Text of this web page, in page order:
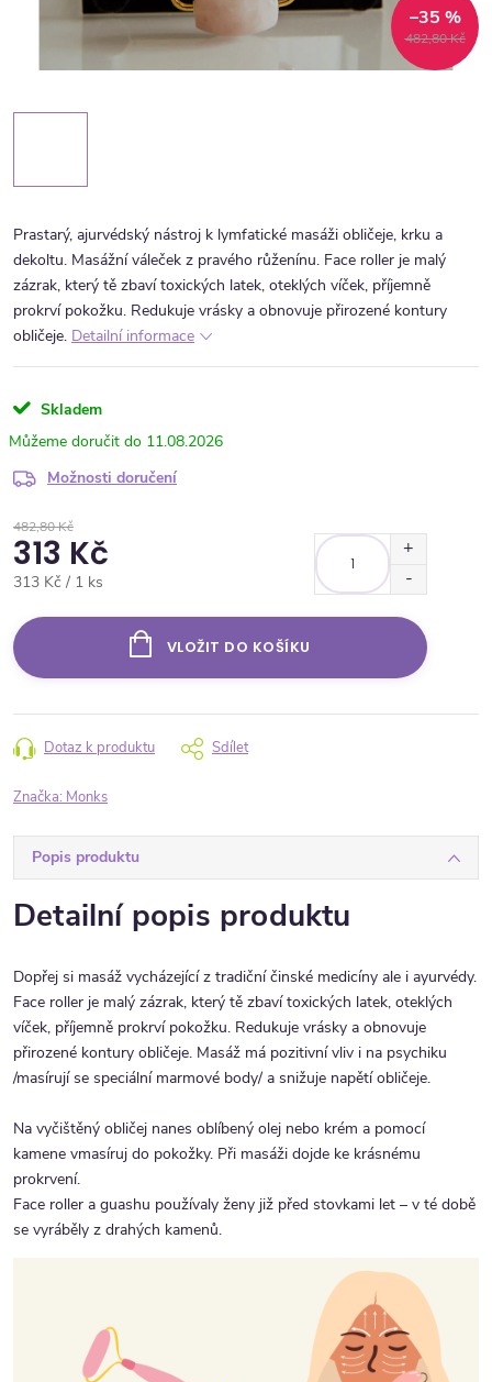
482,80 Kč
–35 %
Prastarý, ajurvédský nástroj k lymfatické masáži obličeje, krku a
dekoltu. Masážní váleček z pravého růženínu. Face roller je malý
zázrak, který tě zbaví toxických latek, oteklých víček, příjemně
prokrví pokožku. Redukuje vrásky a obnovuje přirozené kontury
obličeje. Detailní informace
Skladem
11.08.2026
Možnosti doručení
482,80 Kč
313 Kč
Měrná cena:
313 Kč / 1 ks
VLOŽIT DO KOŠÍKU
Dotaz k produktu Sdílet
Značka: Monks
Popis produktu
Detailní popis produktu
Dopřej si masáž vycházející z tradiční činské medicíny ale i ayurvédy.
Face roller je malý zázrak, který tě zbaví toxických latek, oteklých
víček, příjemně prokrví pokožku. Redukuje vrásky a obnovuje
přirozené kontury obličeje. Masáž má pozitivní vliv i na psychiku
/masírují se speciální marmové body/ a snižuje napětí obličeje.
Na vyčištěný obličej nanes oblíbený olej nebo krém a pomocí
kamene vmasíruj do pokožky. Při masáži dojde ke krásnému
prokrvení.
Face roller a guashu používaly ženy již před stovkami let – v té době
se vyráběly z drahých kamenů.